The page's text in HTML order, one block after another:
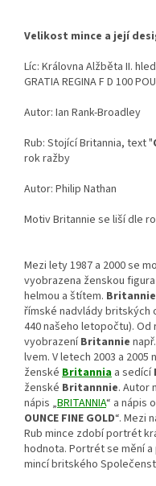
Velikost mince a její
Líc: Královna Alžběta II.
GRATIA REGINA F D 100
Autor: Ian Rank-Broadley
Rub: Stojící Britannia, text "
rok ražby
Autor: Philip Nathan
Motiv Britannie se liší dle
Mezi lety 1987 a 2000 se
vyobrazena ženskou figura
helmou a štítem. Britannie
římské nadvlády britských
440 našeho letopočtu).
vyobrazeníBritannie
lvem. V letech 2003 a
ženské Britannia a sedící
ženské Britannnie. Autor
nápis „BRITANNIA“ a nápis
OUNCE FINE GOLD“. Mezi
Rub mince zdobí portrét
hodnota. Portrét se mění
mincí britského